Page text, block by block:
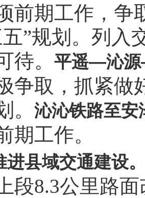
前期工作，争
五”规划。列入
待。 平遥—沁
争取，抓紧做
。 沁沁铁路至安
期工作。
进县域交通建设
段8.3公里路